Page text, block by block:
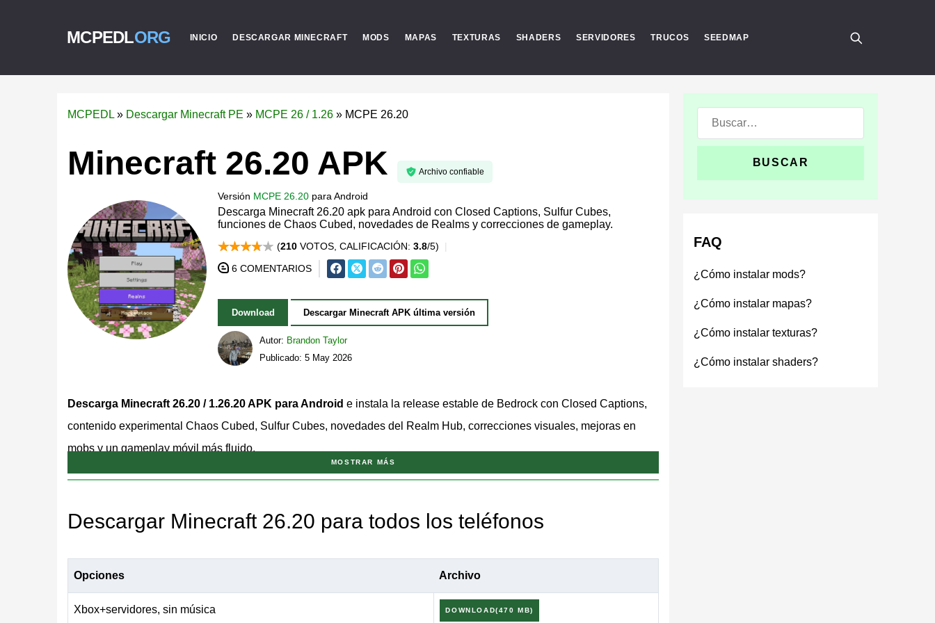
MCPEDLORG INICIO DESCARGAR MINECRAFT MODS MAPAS TEXTURAS SHADERS SERVIDORES TRUCOS SEEDMAP
MCPEDL » Descargar Minecraft PE » MCPE 26 / 1.26 » MCPE 26.20
Minecraft 26.20 APK Archivo confiable
Versión MCPE 26.20 para Android
Descarga Minecraft 26.20 apk para Android con Closed Captions, Sulfur Cubes,
funciones de Chaos Cubed, novedades de Realms y correcciones de gameplay.
(210 VOTOS, CALIFICACIÓN: 3.8/5)
6 COMENTARIOS
Download Descargar Minecraft APK última versión
Autor: Brandon Taylor
Publicado: 5 May 2026
Descarga Minecraft 26.20 / 1.26.20 APK para Android e instala la release estable de Bedrock con Closed Captions,
contenido experimental Chaos Cubed, Sulfur Cubes, novedades del Realm Hub, correcciones visuales, mejoras en
mobs y un gameplay móvil más fluido.
Esta versión es la build principal de Minecraft Bedrock 26.20 Release para jugadores que quieren una actualización
un gran conjunto de correcciones prácticas.
Los jugadores también pueden usar la página principal dedownload Minecraft APKpara revisar otras builds de Android,
pero esta página se centra en la release estable 26.20 / 1.26.20.
MOSTRAR MÁS
Descargar Minecraft 26.20 para todos los teléfonos
Opciones Archivo
Xbox+servidores, sin música DOWNLOAD(470 MB)
Buscar:
FAQ
¿Cómo instalar mods?
¿Cómo instalar mapas?
¿Cómo instalar texturas?
¿Cómo instalar shaders?